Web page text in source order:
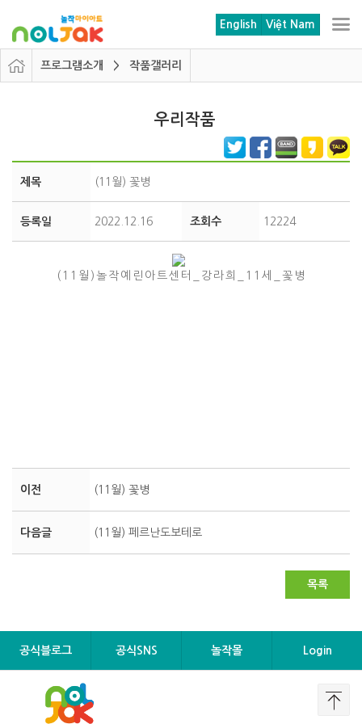
English Việt Nam
프로그램소개 > 작품갤러리
우리작품
제목 (11월) 꽃병
등록일 2022.12.16 조회수 12224
(11월)놀작예린아트센터_강라희_11세_꽃병
이전 (11월) 꽃병
다음글 (11월) 페르난도보테로
목록
공식블로그 공식SNS 놀작몰 Login